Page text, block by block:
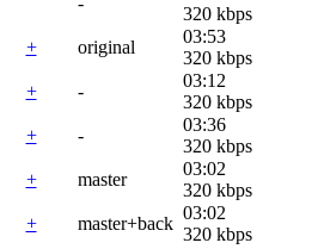
320 kbps
+ original
03:53
320 kbps
+ -
03:12
320 kbps
+ -
03:36
320 kbps
+ master
03:02
320 kbps
+ master+back
03:02
320 kbps